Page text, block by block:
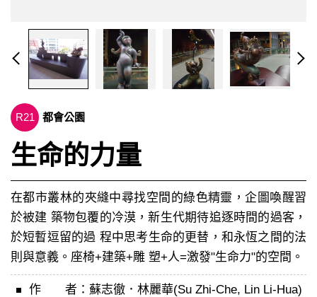
R21 都會公園
生命的力量
在都市叢林的夾縫中尋找空間的綠色精靈，企圖喚醒習
於被建 築物包覆的冷漠，新生代期待追逐時間的過客，
於短暫逗留的過 程中思考生命的更替，和永恆之間的法
則與意義。座椅+建築+雕 塑+人=激發"生命力"的空間。
作 者： 蘇志徹．林麗華(Su Zhi-Che, Lin Li-Hua)